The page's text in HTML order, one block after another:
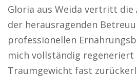
Gloria aus Weida vertritt die
der herausragenden
professionellen
mich vollständig regeneriert
Traumgewicht fast